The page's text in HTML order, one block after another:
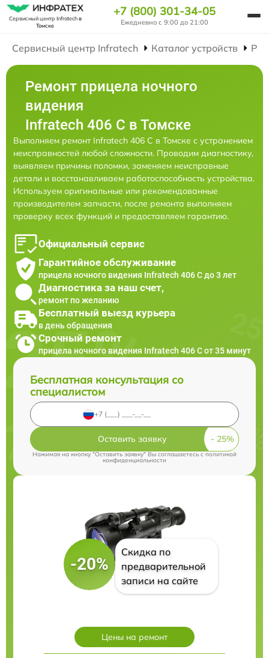
Сервисный центр Infratechв
Томске
+7 (800) 301-34-05
Ежедневно с 9:00 до 21:00
Сервисный центр Infratech Каталог устройств
Ремонт прицела ночного
видения
Infratech 406 С в Томске
Выполняем ремонт Infratech 406 С в Томске с устранением
неисправностей любой сложности. Проводим диагностику,
выявляем причины поломки, заменяем неисправные
детали и восстанавливаем работоспособность устройства.
Используем оригинальные или рекомендованные
производителем запчасти, после ремонта выполняем
проверку всех функций и предоставляем гарантию.
Официальный сервис
Гарантийное обслуживание
прицела ночного видения Infratech 406 С до 3 лет
Диагностика за наш счет,
ремонт по желанию
Бесплатный выезд курьера
в день обращения
Срочный ремонт
прицела ночного видения Infratech 406 С от 35 минут
Бесплатная консультация со
специалистом
Оставить заявку
Нажимая на кнопку "Оставить заявку" Вы соглашаетесь cполитикой
конфиденциальности
-20%
Скидка по
предварительной
записи на сайте
Цены на ремонт